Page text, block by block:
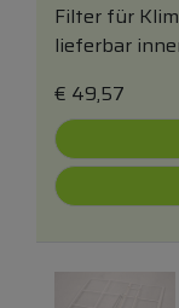
Filter für
lieferbar
€ 49,57